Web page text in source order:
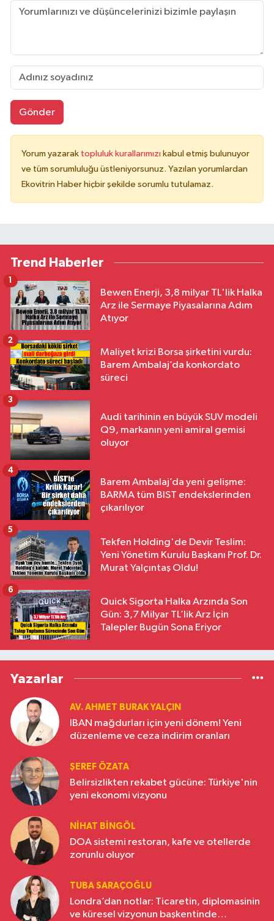
Gönder
Yorum yazarak topluluk kurallarımızı kabul etmiş bulunuyor
ve tüm sorumluluğu üstleniyorsunuz. Yazılan yorumlardan
Ekovitrin Haber hiçbir şekilde sorumlu tutulamaz.
Trend Haberler
Bewen Enerji, 3,8 milyar TL'lik Halka
Arz ile Sermaye Piyasalarına Adım
Atıyor
1
Maliyet krizi Borsa şirketini vurdu:
Barem Ambalaj’da konkordato
süreci
2
Audi tarihinin en büyük SUV modeli
Q9, markanın yeni amiral gemisi
oluyor
3
Barem Ambalaj’da yeni gelişme:
BARMA tüm BIST endekslerinden
çıkarılıyor
4
Tekfen Holding'de Devir Teslim:
Yeni Yönetim Kurulu Başkanı Prof. Dr.
Murat Yalçıntaş Oldu!
5
Quick Sigorta Halka Arzında Son
Gün: 3,7 Milyar TL’lik Arz İçin
Talepler Bugün Sona Eriyor
6
Yazarlar
AV. AHMET BURAK YALÇIN
IBAN mağdurları için yeni dönem! Yeni
düzenleme ve ceza indirim oranları
ŞEREF ÖZATA
Belirsizlikten rekabet gücüne: Türkiye'nin
yeni ekonomi vizyonu
NIHAT BINGÖL
DOA sistemi restoran, kafe ve otellerde
zorunlu oluyor
TUBA SARAÇOĞLU
Londra’dan notlar: Ticaretin, diplomasinin
ve küresel vizyonun başkentinde